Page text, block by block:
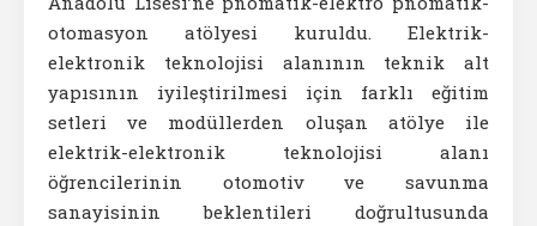
otomasyon atölyesi kuruldu. Elektrik-
elektronik teknolojisi alanının teknik alt
yapısının iyileştirilmesi için farklı eğitim
setleri ve modüllerden oluşan atölye ile
elektrik-elektronik teknolojisi alanı
öğrencilerinin otomotiv ve savunma
sanayisinin beklentileri doğrultusunda